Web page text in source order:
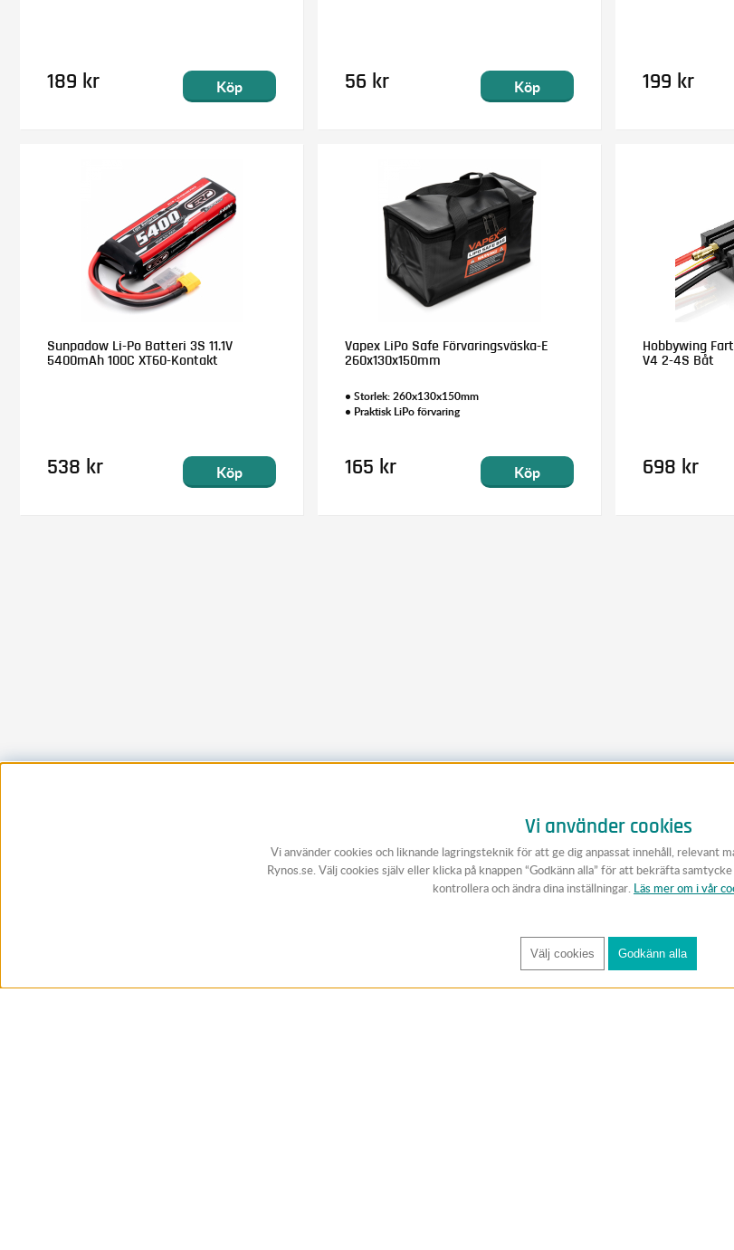
189 kr Köp 56 kr Köp 199 kr
Sunpadow Li-Po Batteri 3S 11.1V
5400mAh 100C XT60-Kontakt
538 kr Köp
Vapex LiPo Safe Förvaringsväska-E
260x130x150mm
• Storlek: 260x130x150mm
• Praktisk LiPo förvaring
165 kr Köp
Hobbywing
V4 2-4S Båt
698 kr
Vi använder cookies
Vi använder cookies och liknande lagringsteknik för att ge dig anpassat innehåll, relevant
Rynos.se. Välj cookies själv eller klicka på knappen “Godkänn alla” för att bekräfta
kontrollera och ändra dina inställningar. Läs mer om i vår
Välj cookies Godkänn alla